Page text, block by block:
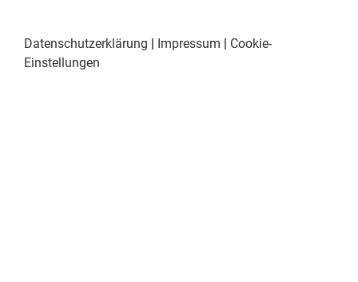
Datenschutzerklärung | Impressum | Cookie-
Einstellungen